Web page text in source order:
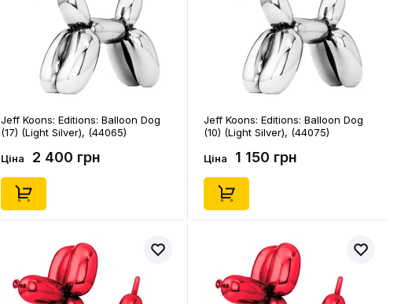
Jeff Koons: Editions: Balloon Dog
(17) (Light Silver), (44065)
Ціна 2 400 грн
Jeff Koons: Editions: Balloon Dog
(10) (Light Silver), (44075)
Ціна 1 150 грн